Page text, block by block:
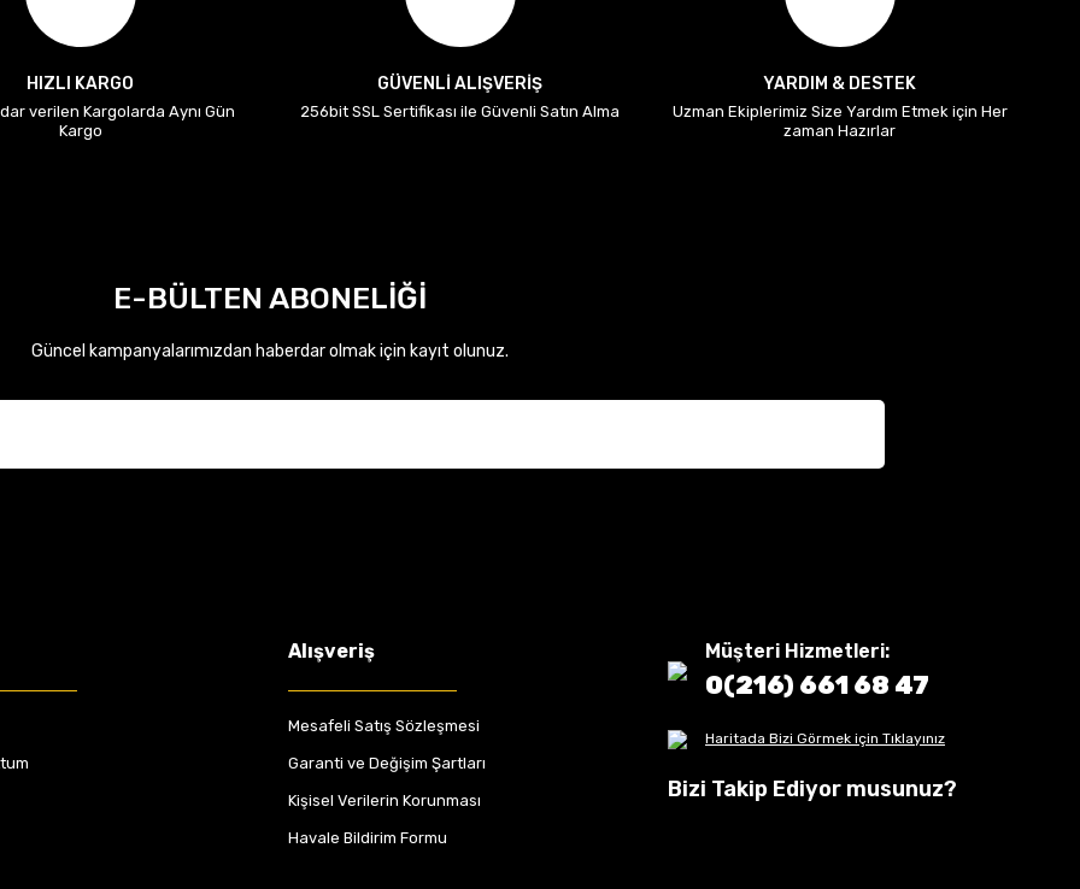
HIZLI KARGO
verilen Kargolarda Aynı Gün
Kargo
GÜVENLİ ALIŞVERİŞ
256bit SSL Sertifikası ile Güvenli Satın Alma
YARDIM & DESTEK
Uzman Ekiplerimiz Size Yardım Etmek için Her
zaman Hazırlar
E-BÜLTEN ABONELİĞİ
Güncel kampanyalarımızdan haberdar olmak için kayıt olunuz.
Alışveriş
Mesafeli Satış Sözleşmesi
Garanti ve Değişim Şartları
Kişisel Verilerin Korunması
Havale Bildirim Formu
Müşteri Hizmetleri:
0(216) 661 68 47
Haritada Bizi Görmek için Tıklayınız
Bizi Takip Ediyor musunuz?